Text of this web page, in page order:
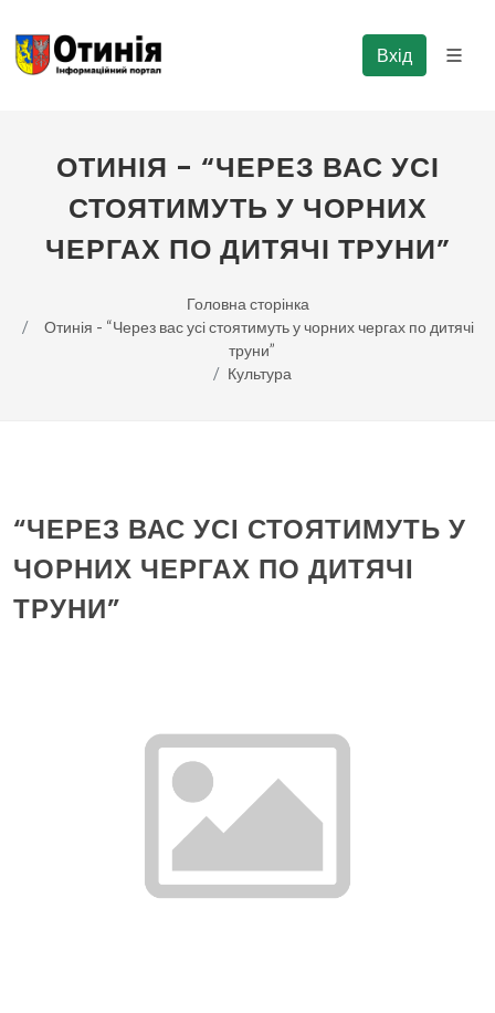
Вхід
ОТИНІЯ - “ЧЕРЕЗ ВАС УСІ
СТОЯТИМУТЬ У ЧОРНИХ
ЧЕРГАХ ПО ДИТЯЧІ ТРУНИ”
Головна сторінка
Отинія - “Через вас усі стоятимуть у чорних чергах по дитячі
труни”
Культура
“ЧЕРЕЗ ВАС УСІ СТОЯТИМУТЬ У
ЧОРНИХ ЧЕРГАХ ПО ДИТЯЧІ
ТРУНИ”